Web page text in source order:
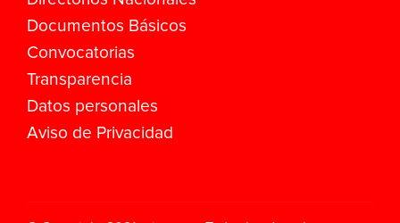
Documentos Básicos
Convocatorias
Transparencia
Datos personales
Aviso de Privacidad